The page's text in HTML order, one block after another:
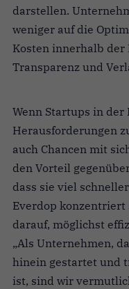
darstellen.
weniger auf die
Kosten innerhalb
Transparenz und
Wenn Startups in der
Herausforderungen
auch Chancen mit
den Vorteil
dass sie viel
Everdop konzentriert
darauf, möglichst
„Als Unternehmen,
hinein gestartet und
ist, sind wir